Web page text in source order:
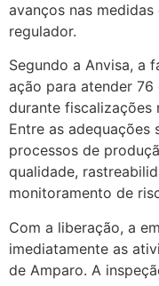
avanços nas
regulador.
Segundo a Anvisa, a
ação para atender
durante fiscalizações
Entre as adequações
processos de
qualidade,
monitoramento de
Com a liberação, a
imediatamente as
de Amparo. A